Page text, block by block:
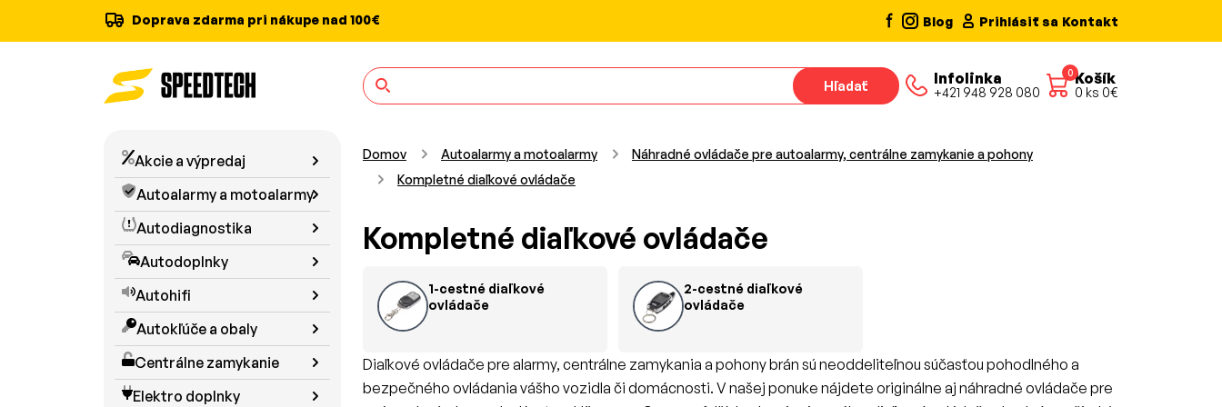
Doprava zdarma pri nákupe nad 100€ Blog Prihlásiť sa Kontakt
Hľadať Infolinka
+421 948 928 080
0Košík
0 ks 0€
Akcie a výpredaj
Autoalarmy a motoalarmy
Autodiagnostika
Autodoplnky
Autohifi
Autokľúče a obaly
Centrálne zamykanie
Elektro doplnky
Domov Autoalarmy a motoalarmy
Náhradné ovládače pre autoalarmy, centrálne zamykanie a pohony
Kompletné diaľkové ovládače
Kompletné diaľkové ovládače
1-cestné diaľkové
ovládače
2-cestné diaľkové
ovládače
Diaľkové ovládače pre alarmy, centrálne zamykania a pohony brán sú neoddeliteľnou súčasťou pohodlného a
bezpečného ovládania vášho vozidla či domácnosti. V našej ponuke nájdete originálne aj náhradné ovládače pre